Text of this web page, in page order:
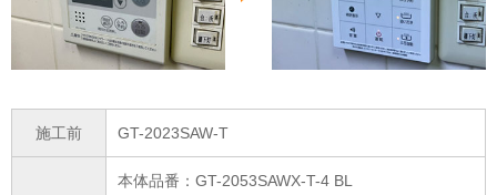
施工前 GT-2023SAW-T
本体品番：GT-2053SAWX-T-4 BL